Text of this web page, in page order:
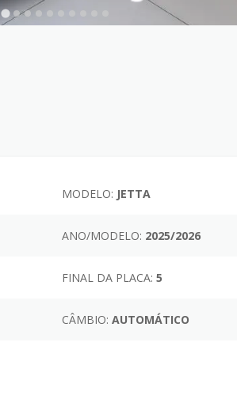
MODELO: JETTA
ANO/MODELO: 2025/2026
FINAL DA PLACA: 5
CÂMBIO: AUTOMÁTICO